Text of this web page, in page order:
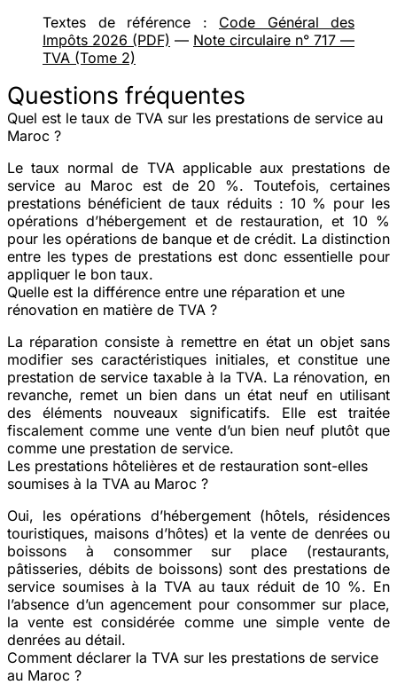
Textes de référence :
Code Général des
Impôts 2026 (PDF) — Note circulaire n° 717 —
TVA (Tome 2)
Questions fréquentes
Quel est le taux de TVA sur les prestations de service au
Maroc ?
Le taux normal de TVA applicable aux prestations de
service au Maroc est de 20 %. Toutefois, certaines
prestations bénéficient de taux réduits : 10 % pour les
opérations d’hébergement et de restauration, et 10 %
pour les opérations de banque et de crédit. La distinction
entre les types de prestations est donc essentielle pour
appliquer le bon taux.
Quelle est la différence entre une réparation et une
rénovation en matière de TVA ?
La réparation consiste à remettre en état un objet sans
modifier ses caractéristiques initiales, et constitue une
prestation de service taxable à la TVA. La rénovation, en
revanche, remet un bien dans un état neuf en utilisant
des éléments nouveaux significatifs. Elle est traitée
fiscalement comme une vente d’un bien neuf plutôt que
comme une prestation de service.
Les prestations hôtelières et de restauration sont-elles
soumises à la TVA au Maroc ?
Oui, les opérations d’hébergement (hôtels, résidences
touristiques, maisons d’hôtes) et la vente de denrées ou
boissons à consommer sur place (restaurants,
pâtisseries, débits de boissons) sont des prestations de
service soumises à la TVA au taux réduit de 10 %. En
l’absence d’un agencement pour consommer sur place,
la vente est considérée comme une simple vente de
denrées au détail.
Comment déclarer la TVA sur les prestations de service
au Maroc ?